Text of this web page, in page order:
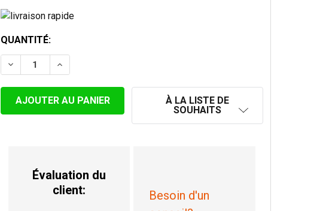
STOCK
ACTUEL:
QUANTITÉ:
DIMINUER LA QUANTITÉ DE CLÉ DE TIRAGE Ø 130MM
AUGMENTER LA QUANTITÉ DE CLÉ DE TIRAGE Ø 130MM
À LA LISTE DE
SOUHAITS
Évaluation du
client:
Besoin d'un